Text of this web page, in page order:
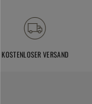
KOSTENLOSER VERSAND